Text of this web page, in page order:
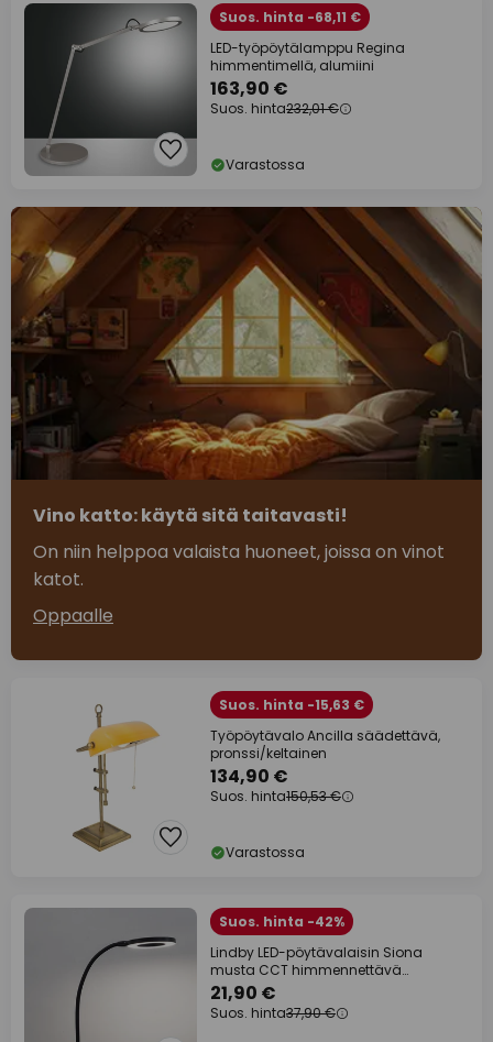
Suos. hinta -68,11 €
LED-työpöytälamppu Regina
himmentimellä, alumiini
163,90 €
Suos. hinta232,01 €
Varastossa
Vino katto: käytä sitä taitavasti!
On niin helppoa valaista huoneet, joissa on vinot
katot.
Oppaalle
Suos. hinta -15,63 €
Työpöytävalo Ancilla säädettävä,
pronssi/keltainen
134,90 €
Suos. hinta150,53 €
Varastossa
Suos. hinta -42%
Lindby LED-pöytävalaisin Siona
musta CCT himmennettävä
latausasema
21,90 €
Suos. hinta37,90 €